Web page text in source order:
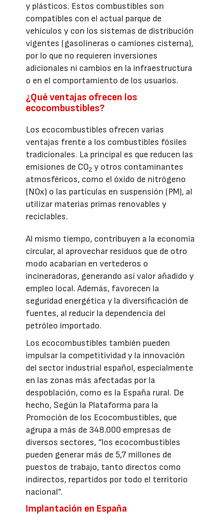
y plásticos. Estos combustibles son
compatibles con el actual parque de
vehículos y con los sistemas de distribución
vigentes (gasolineras o camiones cisterna),
por lo que no requieren inversiones
adicionales ni cambios en la infraestructura
o en el comportamiento de los usuarios.
¿Qué ventajas ofrecen los
ecocombustibles?
Los ecocombustibles ofrecen varias
ventajas frente a los combustibles fósiles
tradicionales. La principal es que reducen las
emisiones de CO2 y otros contaminantes
atmosféricos, como el óxido de nitrógeno
(NOx) o las partículas en suspensión (PM), al
utilizar materias primas renovables y
reciclables.
Al mismo tiempo, contribuyen a la economía
circular, al aprovechar residuos que de otro
modo acabarían en vertederos o
incineradoras, generando así valor añadido y
empleo local. Además, favorecen la
seguridad energética y la diversificación de
fuentes, al reducir la dependencia del
petróleo importado.
Los ecocombustibles también pueden
impulsar la competitividad y la innovación
del sector industrial español, especialmente
en las zonas más afectadas por la
despoblación, como es la España rural. De
hecho, Según la Plataforma para la
Promoción de los Ecocombustibles, que
agrupa a más de 348.000 empresas de
diversos sectores, “los ecocombustibles
pueden generar más de 5,7 millones de
puestos de trabajo, tanto directos como
indirectos, repartidos por todo el territorio
nacional”.
Implantación en España